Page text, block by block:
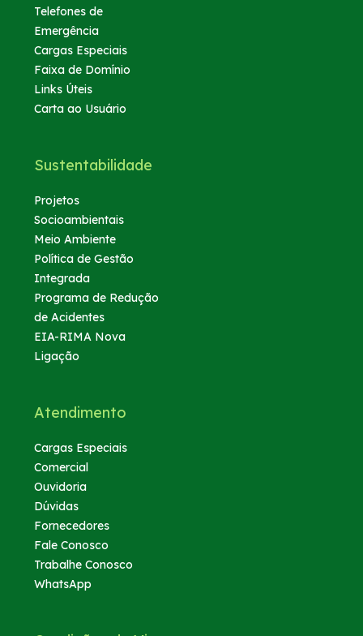
Telefones de
Emergência
Cargas Especiais
Faixa de Domínio
Links Úteis
Carta ao Usuário
Sustentabilidade
Projetos
Socioambientais
Meio Ambiente
Política de Gestão
Integrada
Programa de Redução
de Acidentes
EIA-RIMA Nova
Ligação
Atendimento
Cargas Especiais
Comercial
Ouvidoria
Dúvidas
Fornecedores
Fale Conosco
Trabalhe Conosco
WhatsApp